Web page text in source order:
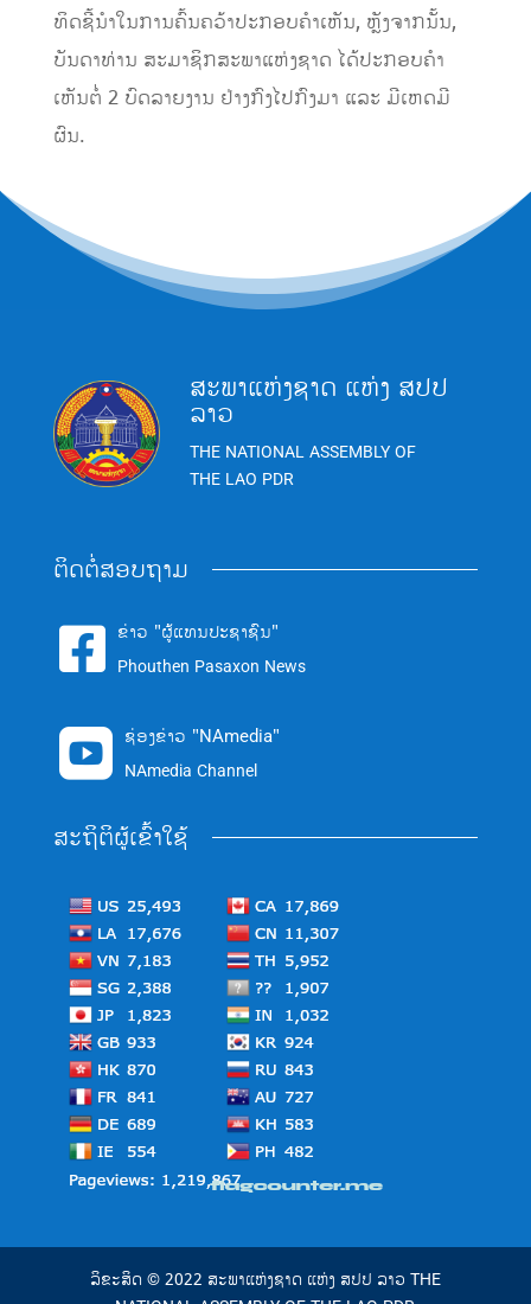
ທິດຊີ້ນໍາໃນການຄົ້ນຄວ້າປະກອບຄໍາເຫັນ, ຫຼັງຈາກນັ້ນ,
ບັນດາທ່ານ ສະມາຊິກສະພາແຫ່ງຊາດ ໄດ້ປະກອບຄໍາ
ເຫັນຕໍ່ 2 ບົດລາຍງານ ຢ່າງກົງໄປກົງມາ ແລະ ມີເຫດມີ
ຜົນ.
ສະພາແຫ່ງຊາດ ແຫ່ງ ສປປ
ລາວ
THE NATIONAL ASSEMBLY OF
THE LAO PDR
ຕິດຕໍ່ສອບຖາມ
 ຂ່າວ "ຜູ້ແທນປະຊາຊົນ"
Phouthen Pasaxon News
 ຊ່ອງຂ່າວ "NAmedia"
NAmedia Channel
ສະຖິຕິຜູ້ເຂົ້າໃຊ້
ລິຂະສິດ © 2022 ສະພາແຫ່ງຊາດ ແຫ່ງ ສປປ ລາວ THE